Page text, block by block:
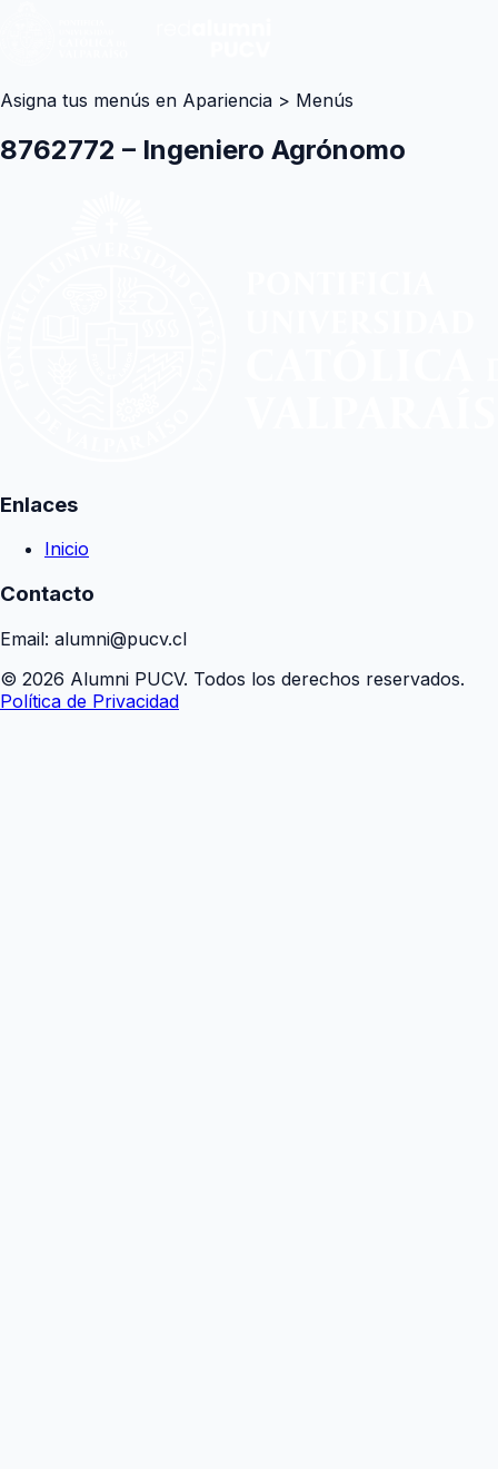
Asigna tus menús en Apariencia > Menús
8762772 – Ingeniero Agrónomo
Enlaces
Inicio
Contacto
Email: alumni@pucv.cl
© 2026 Alumni PUCV. Todos los derechos reservados.
Política de Privacidad